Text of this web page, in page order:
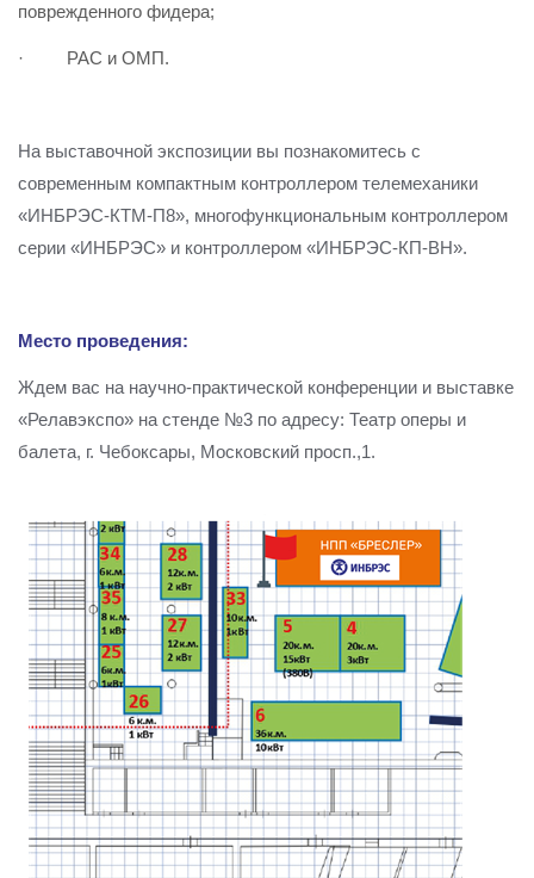
поврежденного фидера;
· РАС и ОМП.
На выставочной экспозиции вы познакомитесь с
современным компактным контроллером телемеханики
«ИНБРЭС-КТМ-П8», многофункциональным контроллером
серии «ИНБРЭС» и контроллером «ИНБРЭС-КП-ВН».
Место проведения:
Ждем вас на научно-практической конференции и выставке
«Релавэкспо» на стенде №3 по адресу: Театр оперы и
балета, г. Чебоксары, Московский просп.,1.